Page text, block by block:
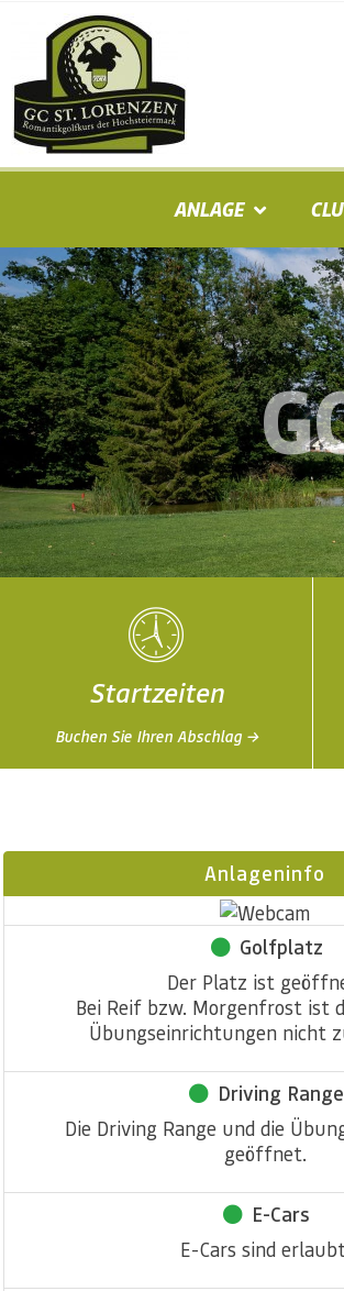
ANLAGE
Startzeiten
Buchen Sie Ihren Abschlag →
Anlageninfo
Golfplatz
Der Platz ist
Bei Reif bzw. Morgenfrost ist
Übungseinrichtungen nicht
Driving Range
Die Driving Range und die
geöffnet.
E-Cars
E-Cars sind